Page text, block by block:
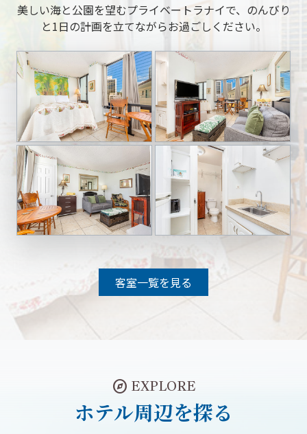
美しい海と公園を望むプライベートラナイで、のんびり
と1日の計画を立てながらお過ごしください。
客室一覧を見る
explore EXPLORE
ホテル周辺を探る